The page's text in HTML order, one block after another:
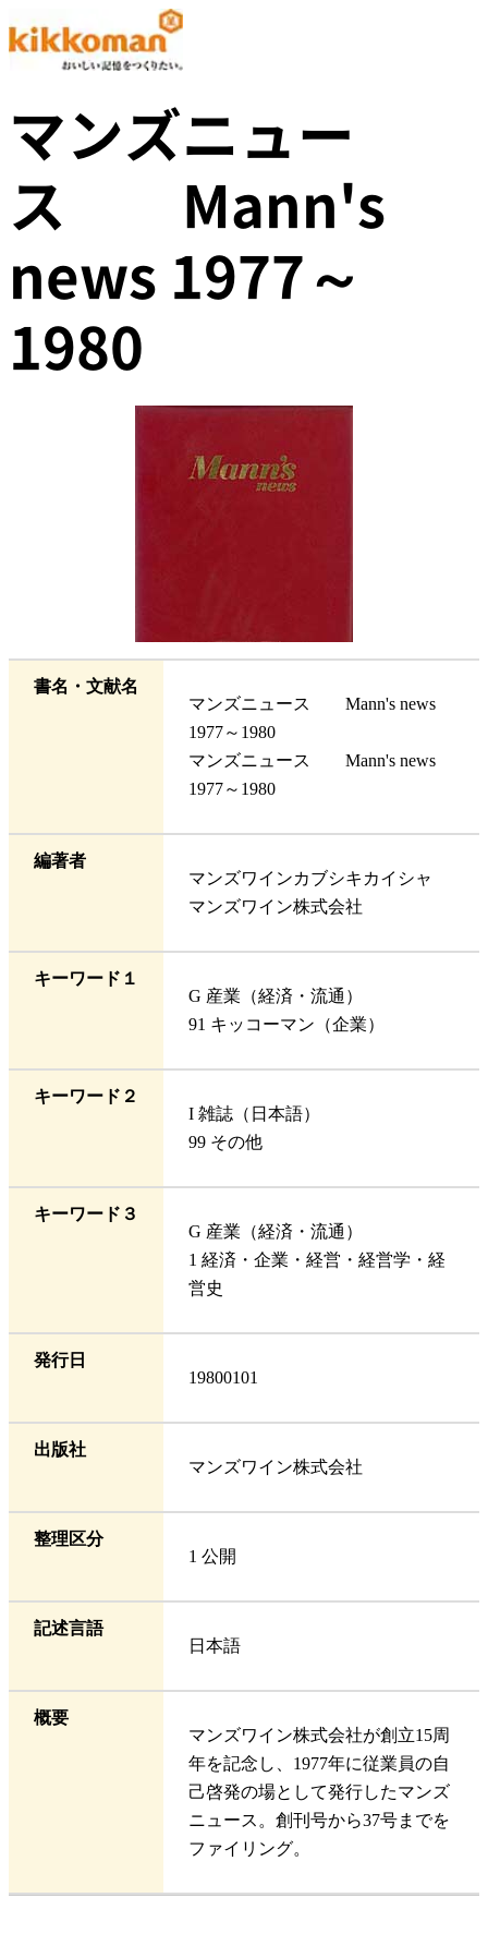
マンズニュー
ス Mann's
news 1977～
1980
書名・文献名
マンズニュース Mann's news
1977～1980
マンズニュース Mann's news
1977～1980
編著者
マンズワインカブシキカイシャ
マンズワイン株式会社
キーワード１
G 産業（経済・流通）
91 キッコーマン（企業）
キーワード２
I 雑誌（日本語）
99 その他
キーワード３
G 産業（経済・流通）
1 経済・企業・経営・経営学・経
営史
発行日
19800101
出版社
マンズワイン株式会社
整理区分
1 公開
記述言語
日本語
概要
マンズワイン株式会社が創立15周
年を記念し、1977年に従業員の自
己啓発の場として発行したマンズ
ニュース。創刊号から37号までを
ファイリング。